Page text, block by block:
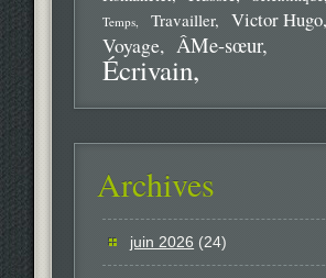
Temps Travailler Victor Hugo
Voyage ÂMe-sœur
Écrivain
Archives
juin 2026 (24)